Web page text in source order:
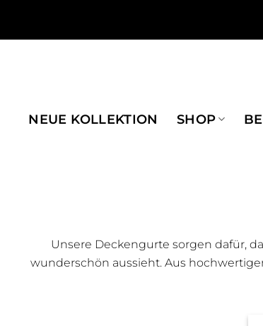
NEUE KOLLEKTION SHOP
Unsere Deckengurte sorgen dafür,
wunderschön aussieht. Aus